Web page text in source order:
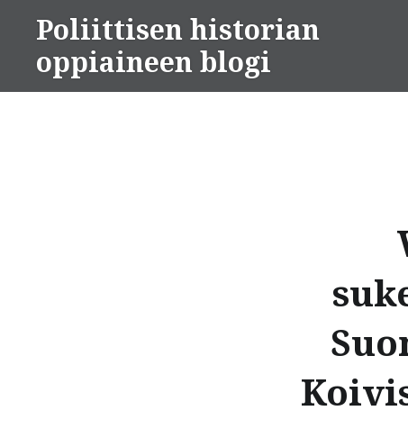
content
Poliittisen historian
oppiaineen blogi